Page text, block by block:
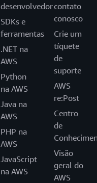
desenvolvedor
SDKs e
ferramentas
.NET na
AWS
Python
na AWS
Java na
AWS
PHP na
AWS
JavaScript
na AWS
contato
conosco
Crie um
tíquete
de
suporte
AWS
re:Post
Centro
de
Visão
geral do
AWS